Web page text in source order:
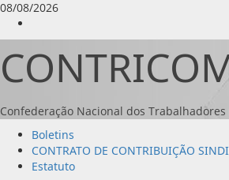
Avançar
para
o
conteúdo
08/08/2026
Confederação Nacional dos
Menu
principal
Boletins
CONTRATO DE CONTRIBUIÇÃO
Estatuto